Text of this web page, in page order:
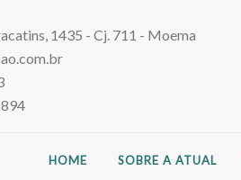
1435 - Cj. 711 - Moema
HOME SOBRE A ATUAL